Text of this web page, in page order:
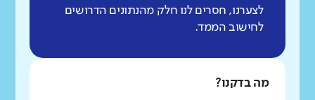
לצערנו, חסרים לנו חלק מהנתונים הדרושים
לחישוב הממד.
מה בדקנו?